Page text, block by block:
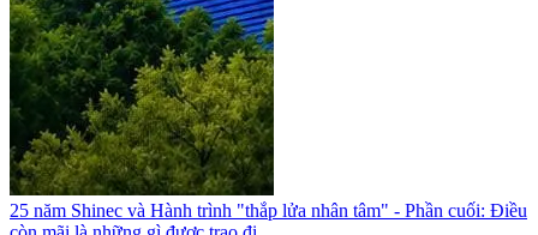
25 năm Shinec và Hành trình "thắp lửa nhân tâm" - Phần cuối: Điều